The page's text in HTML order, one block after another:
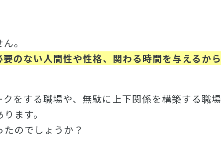
。
のない人間性や性格、関わる時間を与えるか
をする職場や、無駄に上下関係を構築する職
ます。
のでしょうか？